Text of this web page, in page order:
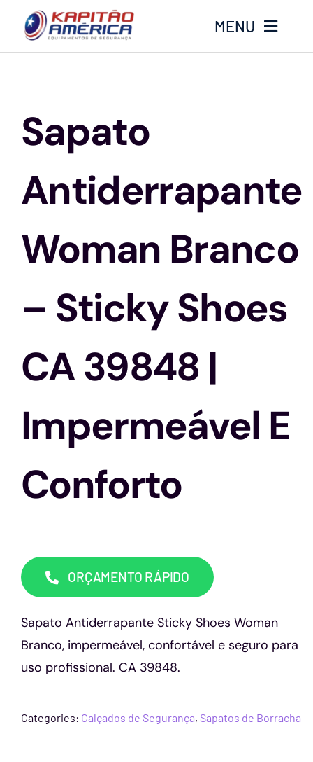
o
MENU
Produtos
Luvas
Altura
Contato
Sapato
Antiderrapante
Woman Branco
– Sticky Shoes
CA 39848 |
Impermeável E
Conforto
ORÇAMENTO RÁPIDO
Sapato Antiderrapante Sticky Shoes Woman
Branco, impermeável, confortável e seguro para
uso profissional. CA 39848.
Categories: Calçados de Segurança, Sapatos de Borracha